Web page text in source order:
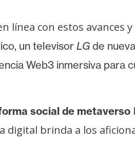
con estos avances
un televisor LG de
Web3 inmersiva para
social de metaverso
digital brinda a los